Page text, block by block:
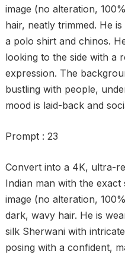
image (no alteration,
hair, neatly trimmed. He
a polo shirt and chinos.
looking to the side with a
expression. The
bustling with people,
mood is laid-back and
Prompt : 23
Convert into a 4K, ultra-
Indian man with the exact
image (no alteration,
dark, wavy hair. He is
silk Sherwani with
posing with a confident,